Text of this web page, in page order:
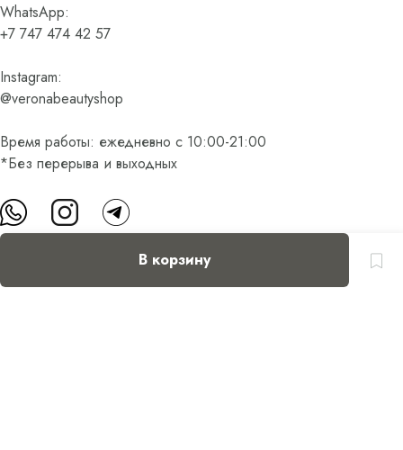
В корзину
WhatsApp:
+7 747 474 42 57
Instagram:
@veronabeautyshop
Время работы: ежедневно с 10:00-21:00
*Без перерыва и выходных
Доставка и оплата